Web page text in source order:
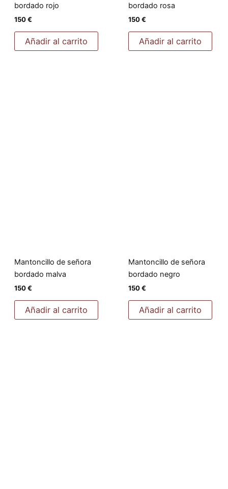
bordado rojo
150€
Añadir al carrito
bordado rosa
150€
Añadir al carrito
Mantoncillo de señora
bordado malva
150€
Añadir al carrito
Mantoncillo de señora
bordado negro
150€
Añadir al carrito